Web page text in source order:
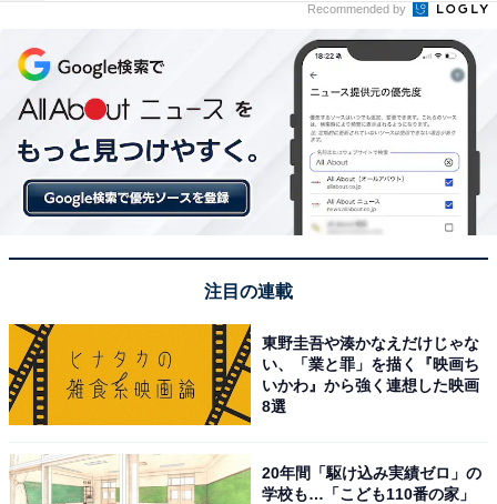
Recommended by
注目の連載
東野圭吾や湊かなえだけじゃな
い、「業と罪」を描く『映画ち
いかわ』から強く連想した映画
8選
20年間「駆け込み実績ゼロ」の
学校も…「こども110番の家」